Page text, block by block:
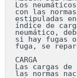
Los
con las
estipuladas
índice de
neumático,
si hay fugas
fuga, se
CARGA
Las cargas
las normas